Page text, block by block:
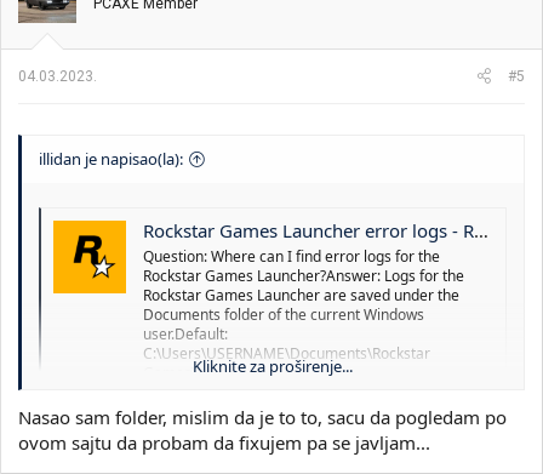
04.03.2023. #5
illidan je napisao(la):
Rockstar Games Launcher error logs - Rockstar Games Customer Support
Question: Where can I find error logs for the
Rockstar Games Launcher?Answer: Logs for the
Rockstar Games Launcher are saved under the
Documents folder of the current Windows
user.Default:
C:\Users\USERNAME\Documents\Rockstar
Games\Launcher
Kliknite za proširenje...
Nasao sam folder, mislim da je to to, sacu da pogledam po
ovom sajtu da probam da fixujem pa se javljam...